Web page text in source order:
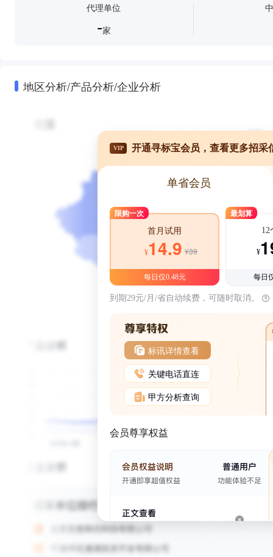
代理单位
-家
地区分析/产品分析/企业分析
VIP 开通寻标宝会员，查看更多招采
单省会员
限购一次
首月试用
¥14.9 ¥39
每日仅0.48元
最划算
12
¥
每日
到期29元/月/省自动续费，可随时取消。
标讯详情查看
关键电话直连
甲方分析查询
会员尊享权益